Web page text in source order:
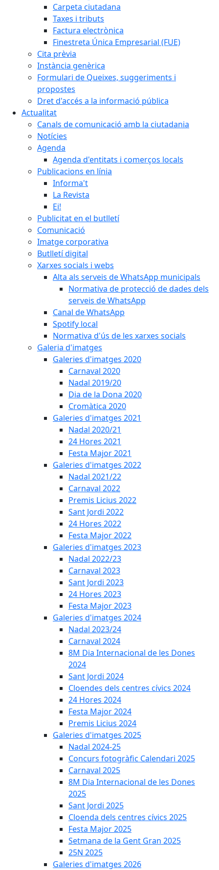
Carpeta ciutadana
Taxes i tributs
Factura electrònica
Finestreta Única Empresarial (FUE)
Cita prèvia
Instància genèrica
Formulari de Queixes, suggeriments i
propostes
Dret d'accés a la informació pública
Actualitat
Canals de comunicació amb la ciutadania
Notícies
Agenda
Agenda d'entitats i comerços locals
Publicacions en línia
Informa't
La Revista
Ei!
Publicitat en el butlletí
Comunicació
Imatge corporativa
Butlletí digital
Xarxes socials i webs
Alta als serveis de WhatsApp municipals
Normativa de protecció de dades dels
serveis de WhatsApp
Canal de WhatsApp
Spotify local
Normativa d'ús de les xarxes socials
Galeria d'imatges
Galeries d'imatges 2020
Carnaval 2020
Nadal 2019/20
Dia de la Dona 2020
Cromàtica 2020
Galeries d'imatges 2021
Nadal 2020/21
24 Hores 2021
Festa Major 2021
Galeries d'imatges 2022
Nadal 2021/22
Carnaval 2022
Premis Licius 2022
Sant Jordi 2022
24 Hores 2022
Festa Major 2022
Galeries d'imatges 2023
Nadal 2022/23
Carnaval 2023
Sant Jordi 2023
24 Hores 2023
Festa Major 2023
Galeries d'imatges 2024
Nadal 2023/24
Carnaval 2024
8M Dia Internacional de les Dones
2024
Sant Jordi 2024
Cloendes dels centres cívics 2024
24 Hores 2024
Festa Major 2024
Premis Licius 2024
Galeries d'imatges 2025
Nadal 2024-25
Concurs fotogràfic Calendari 2025
Carnaval 2025
8M Dia Internacional de les Dones
2025
Sant Jordi 2025
Cloenda dels centres cívics 2025
Festa Major 2025
Setmana de la Gent Gran 2025
25N 2025
Galeries d'imatges 2026